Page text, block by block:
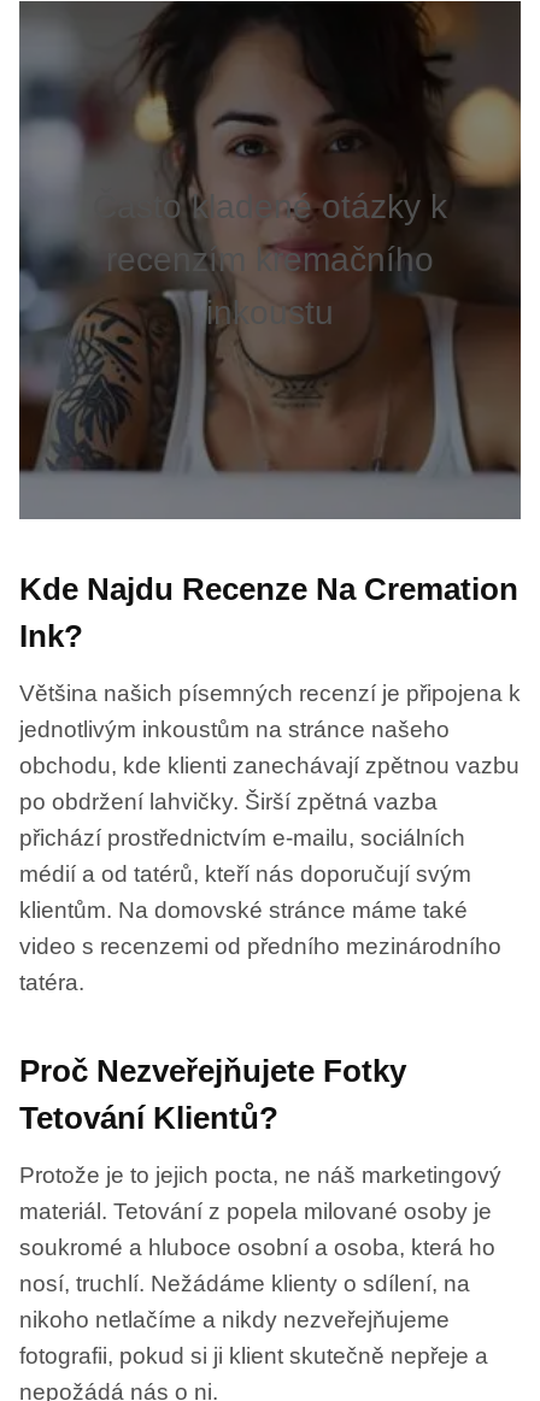
Často kladené otázky k
recenzím kremačního
inkoustu
Kde Najdu Recenze Na Cremation
Ink?
Většina našich písemných recenzí je připojena k
jednotlivým inkoustům na stránce našeho
obchodu, kde klienti zanechávají zpětnou vazbu
po obdržení lahvičky. Širší zpětná vazba
přichází prostřednictvím e-mailu, sociálních
médií a od tatérů, kteří nás doporučují svým
klientům. Na domovské stránce máme také
video s recenzemi od předního mezinárodního
tatéra.
Proč Nezveřejňujete Fotky
Tetování Klientů?
Protože je to jejich pocta, ne náš marketingový
materiál. Tetování z popela milované osoby je
soukromé a hluboce osobní a osoba, která ho
nosí, truchlí. Nežádáme klienty o sdílení, na
nikoho netlačíme a nikdy nezveřejňujeme
fotografii, pokud si ji klient skutečně nepřeje a
nepožádá nás o ni.